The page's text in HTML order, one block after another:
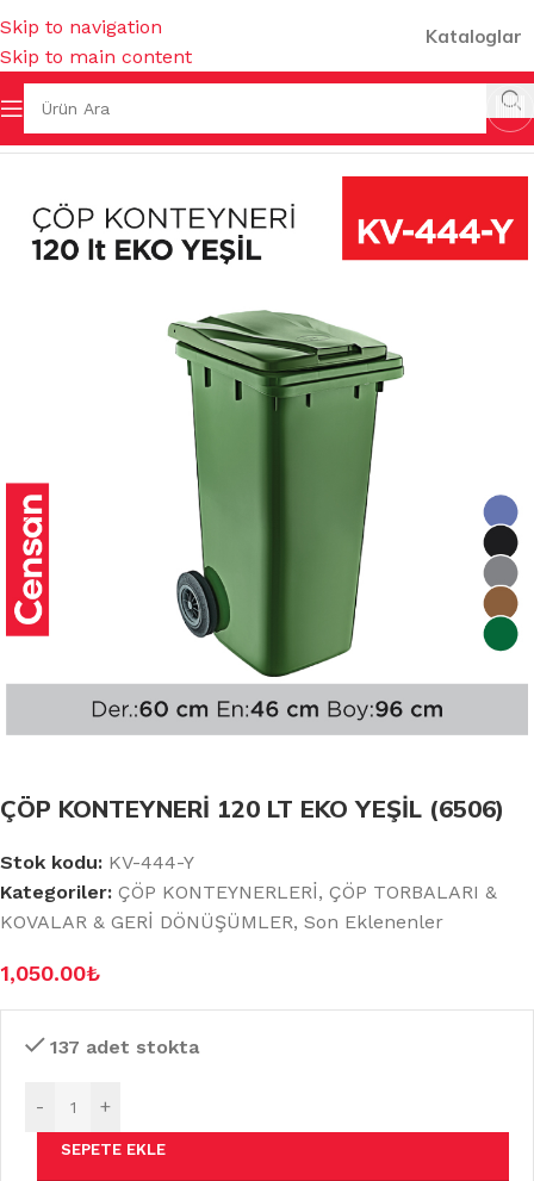
Skip to navigation
Skip to main content
Kataloglar
& KOVALAR & GERİ DÖNÜŞÜMLER ÇÖP KONTEYNERLERİ
ÇÖP KONTEYNERİ 120 LT EKO YEŞİL (6506)
Stok kodu: KV-444-Y
Kategoriler: ÇÖP KONTEYNERLERİ, ÇÖP TORBALARI &
KOVALAR & GERİ DÖNÜŞÜMLER, Son Eklenenler
1,050.00₺
137 adet stokta
- +
SEPETE EKLE